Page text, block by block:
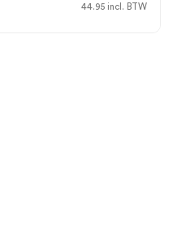
44.95 incl. BTW